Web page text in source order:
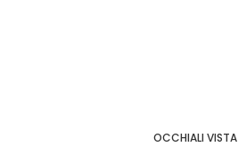
OCCHIALI VISTA